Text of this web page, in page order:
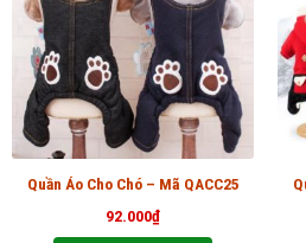
Quần Áo Cho Chó – Mã QACC25
92.000₫